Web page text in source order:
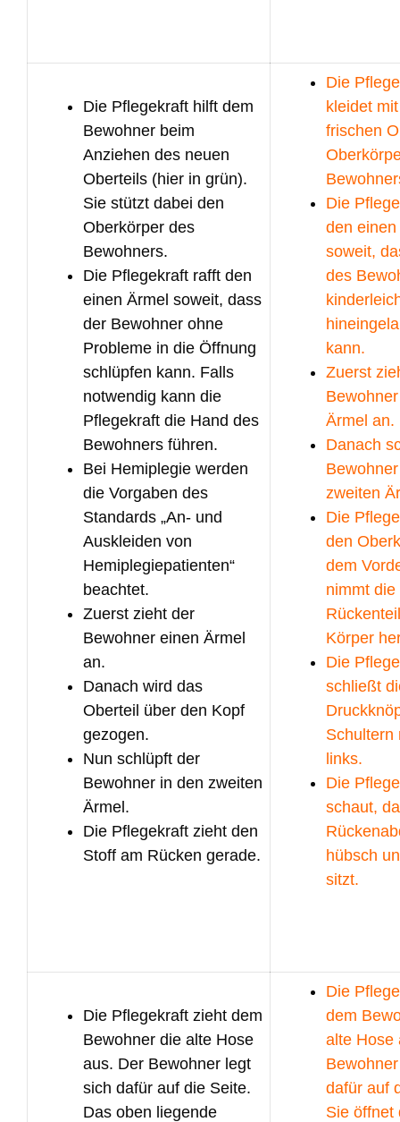
Die Pflegekraft hilft dem
Bewohner beim
Anziehen des neuen
Oberteils (hier in grün).
Sie stützt dabei den
Oberkörper des
Bewohners.
Die Pflegekraft rafft den
einen Ärmel soweit, dass
der Bewohner ohne
Probleme in die Öffnung
schlüpfen kann. Falls
notwendig kann die
Pflegekraft die Hand des
Bewohners führen.
Bei Hemiplegie werden
die Vorgaben des
Standards „An- und
Auskleiden von
Hemiplegiepatienten“
beachtet.
Zuerst zieht der
Bewohner einen Ärmel
an.
Danach wird das
Oberteil über den Kopf
gezogen.
Nun schlüpft der
Bewohner in den zweiten
Ärmel.
Die Pflegekraft zieht den
Stoff am Rücken gerade.
Die
kleidet
frischen
Die
den
soweit,
des
kann.
Zuerst
Ärmel an.
Danach
zweiten
Die
den
dem
nimmt die
Körper
Die
schließt
Schultern
links.
Die
schaut,
hübsch
sitzt.
Die Pflegekraft zieht dem
Bewohner die alte Hose
aus. Der Bewohner legt
sich dafür auf die Seite.
Das oben liegende
Die
dem
alte Hose
dafür auf
Sie öffnet